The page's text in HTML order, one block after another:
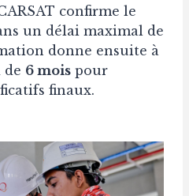
confirme le
un délai maximal de
donne ensuite à
de 6 mois pour
finaux.